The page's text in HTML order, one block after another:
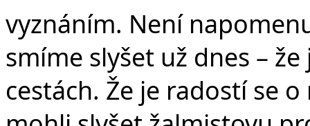
vyznáním. Není
smíme slyšet už dnes –
cestách. Že je radostí se